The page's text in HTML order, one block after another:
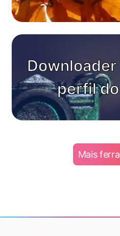
perfil
Mais